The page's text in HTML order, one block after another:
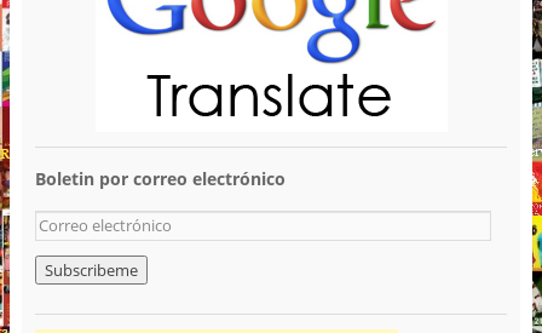
Boletin por correo electrónico